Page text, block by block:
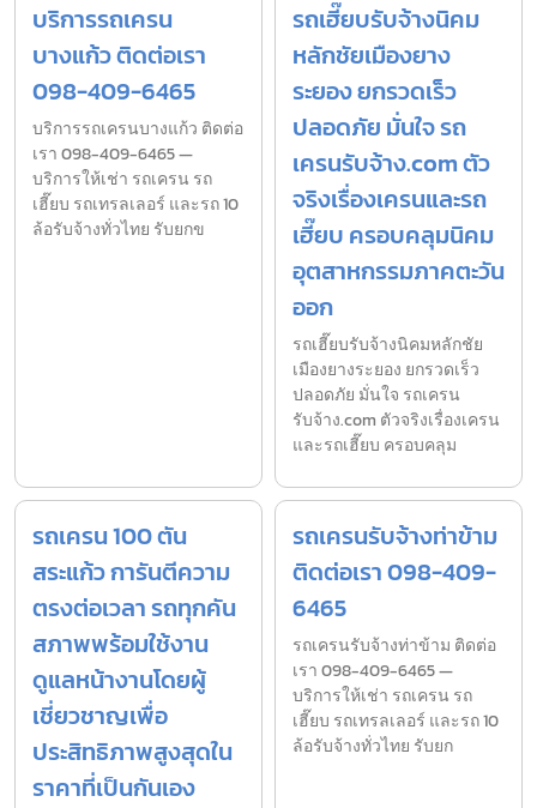
บริการรถเครน
บางแก้ว ติดต่อเรา
098-409-6465
บริการรถเครนบางแก้ว ติดต่อ
เรา 098-409-6465 —
บริการให้เช่า รถเครน รถ
เฮี๊ยบ รถเทรลเลอร์ และรถ 10
ล้อรับจ้างทั่วไทย รับยกข
รถเฮี๊ยบรับจ้างนิคม
หลักชัยเมืองยาง
ระยอง ยกรวดเร็ว
ปลอดภัย มั่นใจ รถ
เครนรับจ้าง.com ตัว
จริงเรื่องเครนและรถ
เฮี๊ยบ ครอบคลุมนิคม
อุตสาหกรรมภาคตะวัน
ออก
รถเฮี๊ยบรับจ้างนิคมหลักชัย
เมืองยางระยอง ยกรวดเร็ว
ปลอดภัย มั่นใจ รถเครน
รับจ้าง.com ตัวจริงเรื่องเครน
และรถเฮี๊ยบ ครอบคลุม
รถเครน 100 ตัน
สระแก้ว การันตีความ
ตรงต่อเวลา รถทุกคัน
สภาพพร้อมใช้งาน
ดูแลหน้างานโดยผู้
เชี่ยวชาญเพื่อ
ประสิทธิภาพสูงสุดใน
ราคาที่เป็นกันเอง
รถเครนรับจ้างท่าข้าม
ติดต่อเรา 098-409-
6465
รถเครนรับจ้างท่าข้าม ติดต่อ
เรา 098-409-6465 —
บริการให้เช่า รถเครน รถ
เฮี๊ยบ รถเทรลเลอร์ และรถ 10
ล้อรับจ้างทั่วไทย รับยก